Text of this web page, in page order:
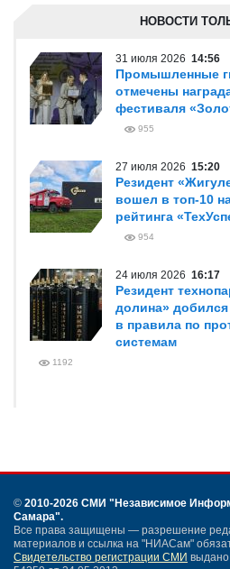
НОВОСТИ
31 июля 2026 14:56
Промышленные
отмечены
фестиваля
955
27 июля 2026 15:20
Резидент
вошел в топ-10
рейтинга
954
24 июля 2026 16:17
Резидент
долина»
в правила по
системам
1192
© 2010-2026 СМИ "Независимое
Самара".
Все права защищены — разрешение
материалов и ссылка на "НИАСам"
Свидетельство регистрации СМИ